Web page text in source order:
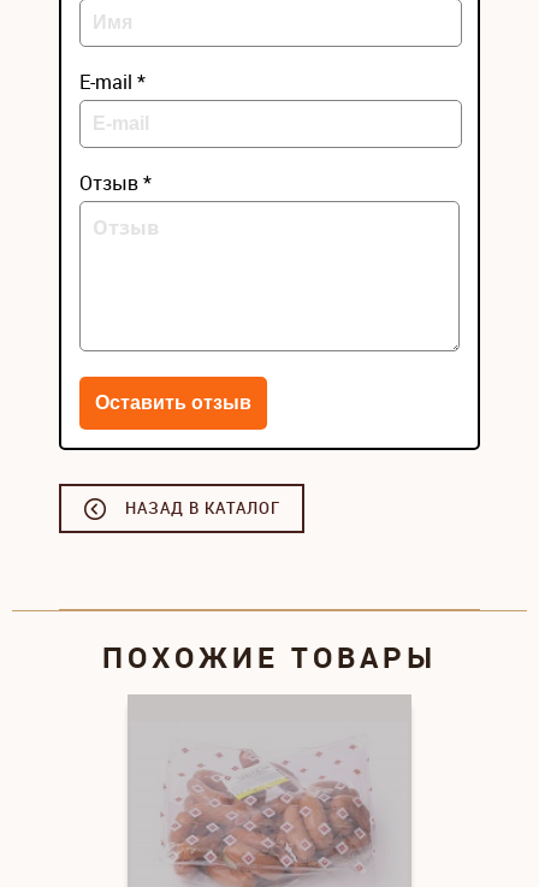
E-mail *
Отзыв *
НАЗАД В КАТАЛОГ
ПОХОЖИЕ ТОВАРЫ